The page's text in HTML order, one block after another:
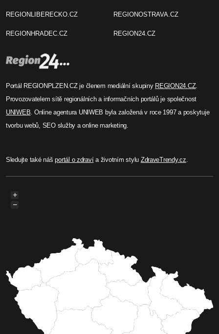
REGIONLIBERECKO.CZ
REGIONHRADEC.CZ
REGIONOSTRAVA.CZ
REGION24.CZ
Portál REGIONPLZEN.CZ je členem mediální skupiny REGION24.CZ.
Provozovatelem sítě regionálních a informačních portálů je společnost
UNIWEB. Online agentura UNIWEB byla založená v roce 1997 a poskytuje
tvorbu webů, SEO služby a online marketing.
Sledujte také nášportál o zdravía životním stylu ZdraveTrendy.cz.
+
−